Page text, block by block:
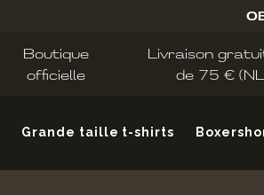
Boutique
officielle
Livraison
de 75 €
Grande taille t-shirts